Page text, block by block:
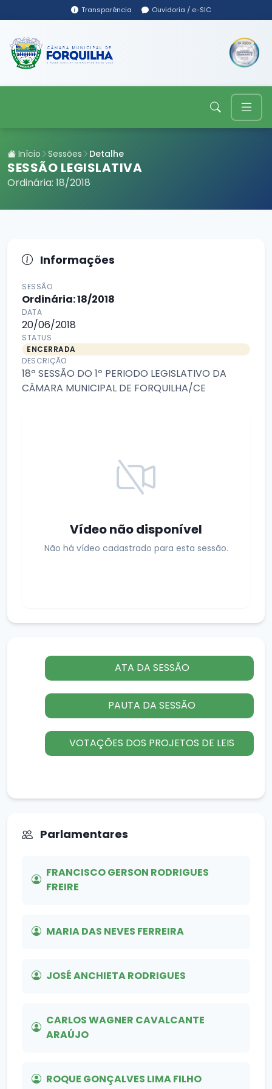
Transparência Ouvidoria / e-SIC
Início Sessões Detalhe
SESSÃO LEGISLATIVA
Ordinária: 18/2018
Informações
SESSÃO
Ordinária: 18/2018
DATA
20/06/2018
STATUS
ENCERRADA
DESCRIÇÃO
18ª SESSÃO DO 1º PERIODO LEGISLATIVO DA
CÂMARA MUNICIPAL DE FORQUILHA/CE
Vídeo não disponível
Não há vídeo cadastrado para esta sessão.
ATA DA SESSÃO
PAUTA DA SESSÃO
VOTAÇÕES DOS PROJETOS DE LEIS
Parlamentares
FRANCISCO GERSON RODRIGUES
FREIRE
MARIA DAS NEVES FERREIRA
JOSÉ ANCHIETA RODRIGUES
CARLOS WAGNER CAVALCANTE
ARAÚJO
ROQUE GONÇALVES LIMA FILHO